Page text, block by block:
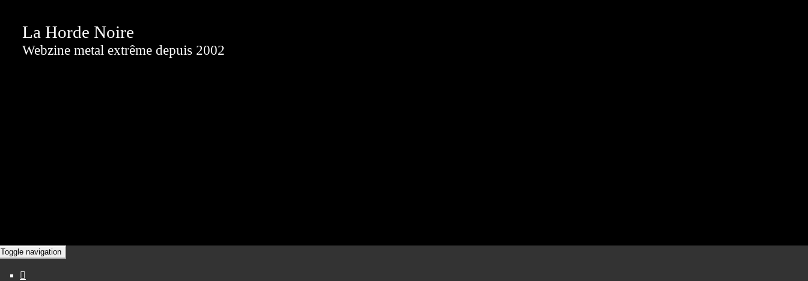
La Horde Noire
Webzine metal extrême depuis 2002
Toggle navigation